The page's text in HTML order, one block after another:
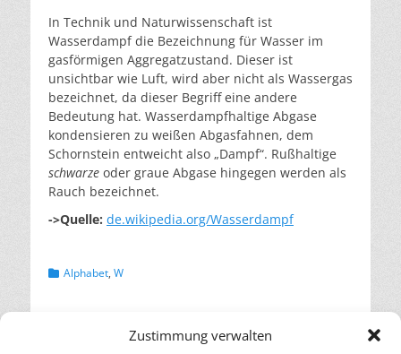
Zustimmung verwalten
In Technik und Naturwissenschaft ist
Wasserdampf die Bezeichnung für Wasser im
gasförmigen Aggregatzustand. Dieser ist
unsichtbar wie Luft, wird aber nicht als Wassergas
bezeichnet, da dieser Begriff eine andere
Bedeutung hat. Wasserdampfhaltige Abgase
kondensieren zu weißen Abgasfahnen, dem
Schornstein entweicht also „Dampf“. Rußhaltige
schwarze oder graue Abgase hingegen werden als
Rauch bezeichnet.
->Quelle: de.wikipedia.org/Wasserdampf
Kategorien
Alphabet, W
Beitragsnavigation
← Vorheriger
Umweltwirtschaft,
NächsterWasserdampf als